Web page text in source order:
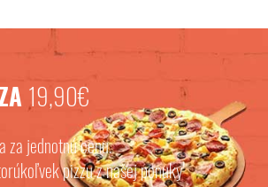
19,90€
za jednotnú cenu.
pizzu z našej ponuky